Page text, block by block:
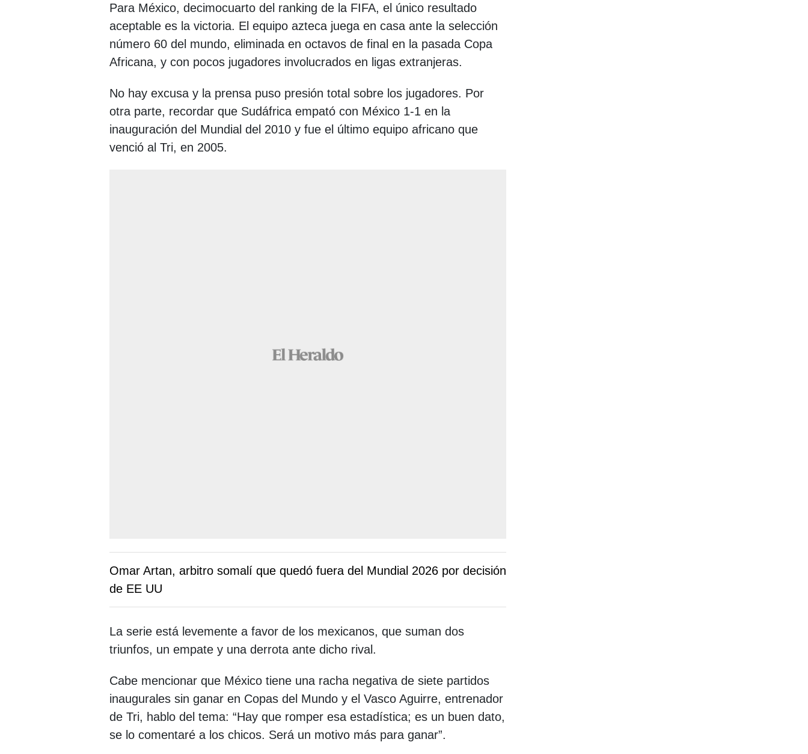
Para México, decimocuarto del ranking de la FIFA, el único resultado
aceptable es la victoria. El equipo azteca juega en casa ante la selección
número 60 del mundo, eliminada en octavos de final en la pasada Copa
Africana, y con pocos jugadores involucrados en ligas extranjeras.
No hay excusa y la prensa puso presión total sobre los jugadores. Por
otra parte, recordar que Sudáfrica empató con México 1-1 en la
inauguración del Mundial del 2010 y fue el último equipo africano que
venció al Tri, en 2005.
Omar Artan, arbitro somalí que quedó fuera del Mundial 2026 por decisión
de EE UU
La serie está levemente a favor de los mexicanos, que suman dos
triunfos, un empate y una derrota ante dicho rival.
Cabe mencionar que México tiene una racha negativa de siete partidos
inaugurales sin ganar en Copas del Mundo y el Vasco Aguirre, entrenador
de Tri, hablo del tema: “Hay que romper esa estadística; es un buen dato,
se lo comentaré a los chicos. Será un motivo más para ganar”.